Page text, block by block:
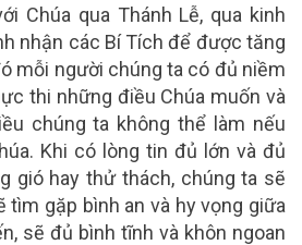
Chúa qua Thánh Lễ, qua kinh
nhận các Bí Tích để được tăng
mỗi người chúng ta có đủ niềm
thi những điều Chúa muốn và
chúng ta không thể làm nếu
Khi có lòng tin đủ lớn và đủ
gió hay thử thách, chúng ta sẽ
tìm gặp bình an và hy vọng giữa
sẽ đủ bình tĩnh và khôn ngoan